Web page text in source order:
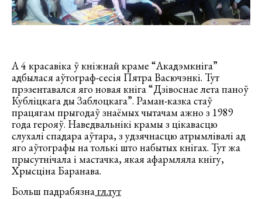
А 4 красавіка ў кніжнай краме “Акадэмкніга”
адбылася аўтограф-сесія Пятра Васючэнкі. Тут
прэзентавался яго новая кніга “Дзівоснае лета паноў
Кубліцкага ды Заблоцкага”. Раман-казка стаў
працягам прыгодаў знаёмых чытачам ажно з 1989
года герояў. Наведвальнікі крамы з цікавасцю
слухалі спадара аўтара, з удзячнасцю атрымлівалі ад
яго аўтографы на толькі што набытых кнігах. Тут жа
прысутнічала і мастачка, якая афармляла кнігу,
Хрысціна Баранава.
Больш падрабязнагл.тут